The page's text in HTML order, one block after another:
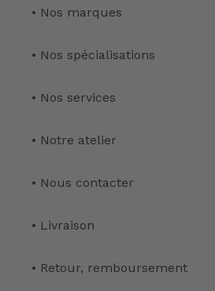
• Nos marques
• Nos spécialisations
• Nos services
• Notre atelier
• Nous contacter
• Livraison
• Retour, remboursement